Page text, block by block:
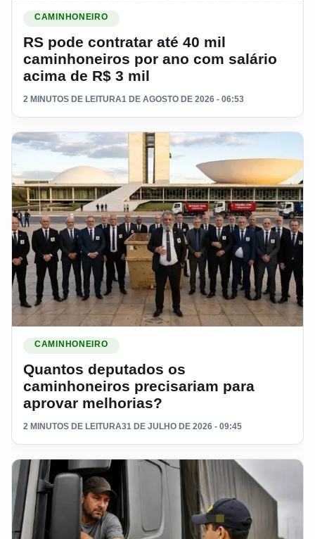
CAMINHONEIRO
RS pode contratar até 40 mil
caminhoneiros por ano com salário
acima de R$ 3 mil
2 MINUTOS DE LEITURA1 DE AGOSTO DE 2026 - 06:53
CAMINHONEIRO
Quantos deputados os
caminhoneiros precisariam para
aprovar melhorias?
2 MINUTOS DE LEITURA31 DE JULHO DE 2026 - 09:45